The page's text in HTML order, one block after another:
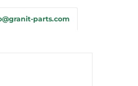
parts.com